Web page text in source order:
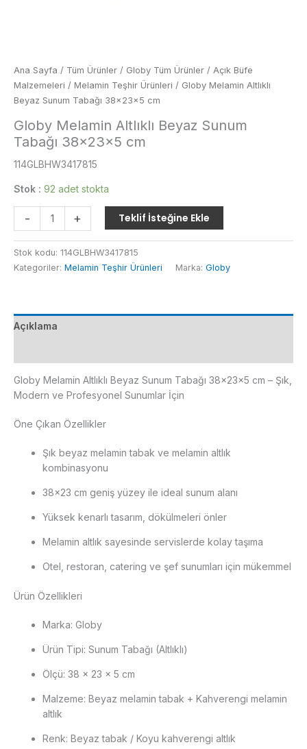
Ana Sayfa / Tüm Ürünler / Globy Tüm Ürünler / Açık Büfe
Malzemeleri / Melamin Teşhir Ürünleri / Globy Melamin Altlıklı
Beyaz Sunum Tabağı 38×23×5 cm
Globy Melamin Altlıklı Beyaz Sunum
Tabağı 38×23×5 cm
114GLBHW3417815
Stok : 92 adet stokta
-
Melamin
Altlıklı
Beyaz
Sunum
cm
adet
+ Teklif İsteğine Ekle
Stok kodu: 114GLBHW3417815
Kategoriler: Melamin Teşhir Ürünleri Marka: Globy
Açıklama
Globy Melamin Altlıklı Beyaz Sunum Tabağı 38×23×5 cm – Şık,
Modern ve Profesyonel Sunumlar İçin
Öne Çıkan Özellikler
Şık beyaz melamin tabak ve melamin altlık
kombinasyonu
38×23 cm geniş yüzey ile ideal sunum alanı
Yüksek kenarlı tasarım, dökülmeleri önler
Melamin altlık sayesinde servislerde kolay taşıma
Otel, restoran, catering ve şef sunumları için mükemmel
Ürün Özellikleri
Marka: Globy
Ürün Tipi: Sunum Tabağı (Altlıklı)
Ölçü: 38 × 23 × 5 cm
Malzeme: Beyaz melamin tabak + Kahverengi melamin
altlık
Renk: Beyaz tabak / Koyu kahverengi altlık